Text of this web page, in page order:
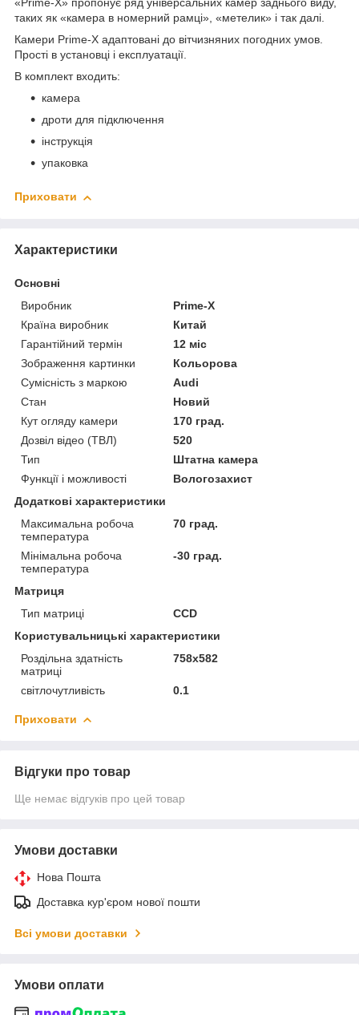
«Prime-X» пропонує ряд універсальних камер заднього виду,
таких як «камера в номерний рамці», «метелик» і так далі.
Камери Prime-X адаптовані до вітчизняних погодних умов.
Прості в установці і експлуатації.
В комплект входить:
камера
дроти для підключення
інструкція
упаковка
Приховати
Характеристики
Основні
Виробник
Prime-X
Країна виробник
Китай
Гарантійний термін
12 міс
Зображення картинки
Кольорова
Сумісність з маркою
Audi
Стан
Новий
Кут огляду камери
170 град.
Дозвіл відео (ТВЛ)
520
Тип
Штатна камера
Функції і можливості
Вологозахист
Додаткові характеристики
Максимальна робоча
температура
70 град.
Мінімальна робоча
температура
-30 град.
Матриця
Тип матриці
CCD
Користувальницькі характеристики
Роздільна здатність
матриці
758х582
світлочутливість 0.1
Приховати
Відгуки про товар
Ще немає відгуків про цей товар
Умови доставки
Нова Пошта
Доставка кур'єром нової пошти
Всі умови доставки
Умови оплати